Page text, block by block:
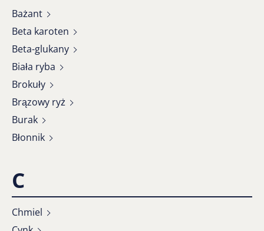
Bażant
Beta karoten
Beta-glukany
Biała ryba
Brokuły
Brązowy ryż
Burak
Błonnik
C
Chmiel